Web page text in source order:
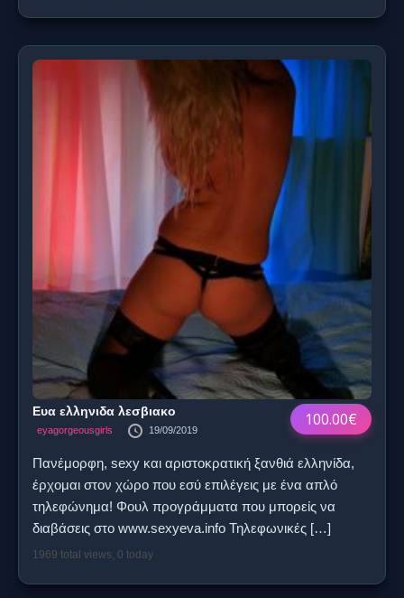
100.00€
Ευα ελληνιδα λεσβιακο
eyagorgeousgirls 19/09/2019
Πανέμορφη, sexy και αριστοκρατική ξανθιά ελληνίδα,
έρχομαι στον χώρο που εσύ επιλέγεις με ένα απλό
τηλεφώνημα! Φουλ προγράμματα που μπορείς να
διαβάσεις στο www.sexyeva.info Τηλεφωνικές […]
1969 total views, 0 today